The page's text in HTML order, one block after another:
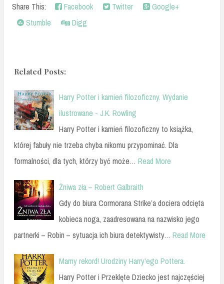
Share This: Facebook Twitter
Google+
Stumble
Digg
Related Posts:
Harry Potter i kamień filozoficzny. Wydanie
ilustrowane - J.K. Rowling
Harry Potter i kamień filozoficzny to książka,
której fabuły nie trzeba chyba nikomu przypominać. Dla
formalności, dla tych, którzy być może… Read More
Żniwa zła – Robert Galbraith
Gdy do biura Cormorana Strike’a dociera odcięta
kobieca noga, zaadresowana na nazwisko jego
partnerki – Robin – sytuacja ich biura detektywisty… Read More
Mamy rekord! Urodziny Harry'ego Pottera.
Harry Potter i Przeklęte Dziecko jest najczęściej